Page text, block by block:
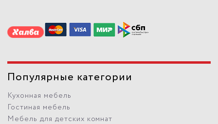
Популярные категории
Кухонная мебель
Гостиная мебель
Мебель для детских комнат